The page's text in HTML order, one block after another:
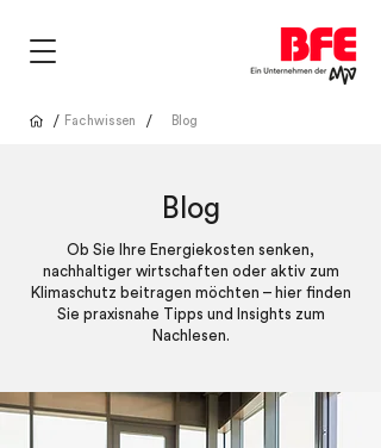
/ Fachwissen / Blog
Blog
Ob Sie Ihre Energiekosten senken,
nachhaltiger wirtschaften oder aktiv zum
Klimaschutz beitragen möchten – hier finden
Sie praxisnahe Tipps und Insights zum
Nachlesen.